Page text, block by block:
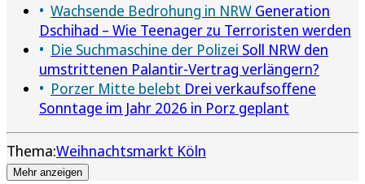
Wachsende Bedrohung in NRW Generation
Dschihad – Wie Teenager zu Terroristen werden
Die Suchmaschine der Polizei Soll NRW den
umstrittenen Palantir-Vertrag verlängern?
Porzer Mitte belebt Drei verkaufsoffene
Sonntage im Jahr 2026 in Porz geplant
Thema:Weihnachtsmarkt Köln
Mehr anzeigen